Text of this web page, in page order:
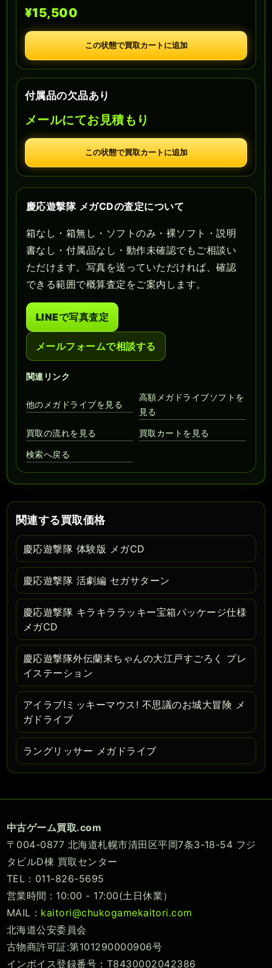
¥15,500
この状態で買取カートに追加
付属品の欠品あり
メールにてお見積もり
この状態で買取カートに追加
慶応遊撃隊 メガCDの査定について
箱なし・箱無し・ソフトのみ・裸ソフト・説明
書なし・付属品なし・動作未確認でもご相談い
ただけます。写真を送っていただければ、確認
できる範囲で概算査定をご案内します。
LINEで写真査定
メールフォームで相談する
関連リンク
他のメガドライブを見る
高額メガドライブソフトを
見る
買取の流れを見る 買取カートを見る
検索へ戻る
関連する買取価格
慶応遊撃隊 体験版 メガCD
慶応遊撃隊 活劇編 セガサターン
慶応遊撃隊 キラキララッキー宝箱パッケージ仕様
メガCD
慶応遊撃隊外伝蘭末ちゃんの大江戸すごろく プレ
イステーション
アイラブ!ミッキーマウス! 不思議のお城大冒険 メ
ガドライブ
ラングリッサー メガドライブ
中古ゲーム買取.com
〒004-0877 北海道札幌市清田区平岡7条3-18-54 フジ
タビルD棟 買取センター
TEL：011-826-5695
営業時間 : 10:00 - 17:00(土日休業）
MAIL： kaitori@chukogamekaitori.com
北海道公安委員会
古物商許可証:第101290000906号
インボイス登録番号：T8430002042386